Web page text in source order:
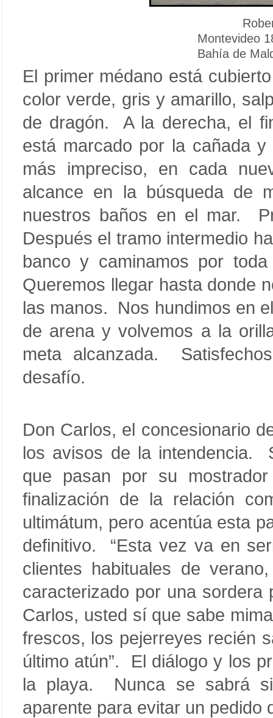
Montevideo
Bahía de
El primer médano está
color verde, gris y amarillo,
de dragón. A la derecha, el
está marcado por la cañada
más impreciso, en cada
alcance en la búsqueda de
nuestros baños en el mar.
Después el tramo intermedio
banco y caminamos por
Queremos llegar hasta donde
las manos. Nos hundimos en
de arena y volvemos a la
meta alcanzada.
desafío.
Don Carlos, el concesionario
los avisos de la intendencia.
que pasan por su
finalización de la relación
ultimátum, pero acentúa esta
definitivo. “Esta vez va en
clientes habituales de
caracterizado por una sordera
Carlos, usted sí que sabe
frescos, los pejerreyes recién
último atún”. El diálogo y los
la playa. Nunca se sabrá
aparente para evitar un pedido